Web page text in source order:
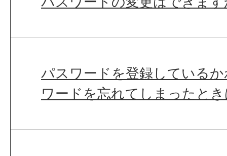
パスワードを登録している
ワードを忘れてしまったと